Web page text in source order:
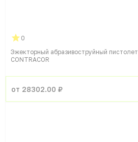
0
Эжекторный абразивоструйный пистолет
CONTRACOR
от 28302.00 ₽